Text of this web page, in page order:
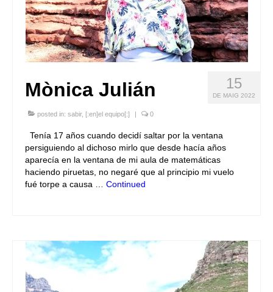
15
DE MAIG 2022
Mònica Julián
posted in: sabir, [:en]el equipo[:] | 0
Tenía 17 años cuando decidí saltar por la ventana
persiguiendo al dichoso mirlo que desde hacía años
aparecía en la ventana de mi aula de matemáticas
haciendo piruetas, no negaré que al principio mi vuelo
fué torpe a causa … Continued